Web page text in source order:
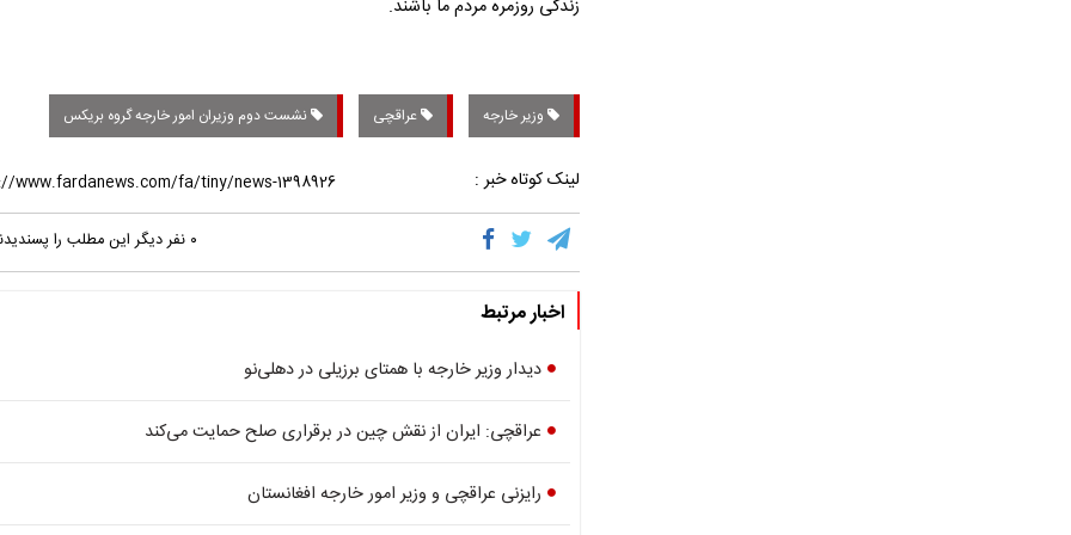
زندگی روزمره مردم ما باشند.
وزیر خارجه عراقچی نشست دوم وزیران امور خارجه گروه بریکس
لینک کوتاه خبر :
۰ نفر دیگر این مطلب را
اخبار مرتبط
دیدار وزیر خارجه با همتای برزیلی در دهلی‌نو
عراقچی: ایران از نقش چین در برقراری صلح حمایت می‌کند
رایزنی عراقچی و وزیر امور خارجه افغانستان